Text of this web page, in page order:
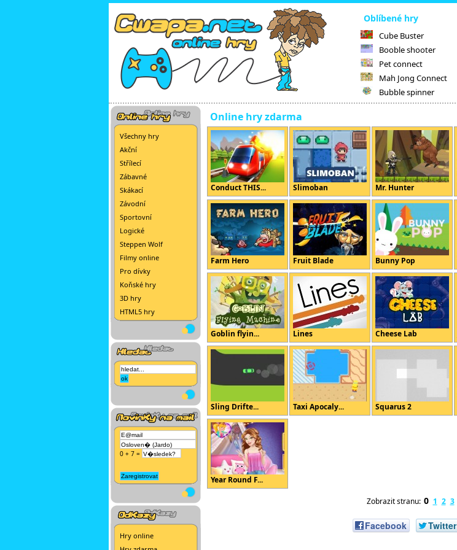
Oblíbené hry
Cube Buster
Booble shooter
Pet connect
Mah Jong Connect
Bubble spinner
Všechny hry
Akční
Střílecí
Zábavné
Skákací
Závodní
Sportovní
Logické
Steppen Wolf
Filmy online
Pro dívky
Koňské hry
3D hry
HTML5 hry
0 + 7 =
Hry online
Online hry zdarma
Conduct THIS... Slimoban Mr. Hunter
Farm Hero Fruit Blade Bunny Pop
Goblin flyin... Lines Cheese Lab
Sling Drifte... Taxi Apocaly... Squarus 2
Year Round F...
Zobrazit stranu: 0 1 2 3
Facebook Twitter